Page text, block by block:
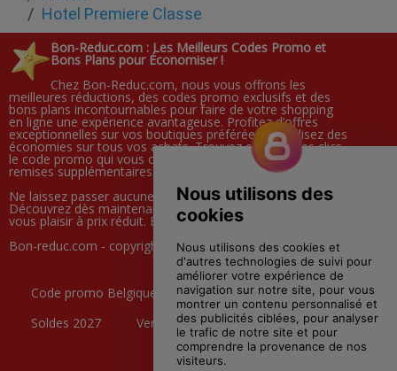
Hotel Premiere Classe
Bon-Reduc.com : Les Meilleurs Codes Promo et
Bons Plans pour Économiser !
Chez Bon-Reduc.com, nous vous offrons les
meilleures réductions, des codes promo exclusifs et des
bons plans incontournables pour faire de votre shopping
en ligne une expérience avantageuse. Profitez d’offres
exceptionnelles sur vos boutiques préférées et réalisez des
économies sur tous vos achats. Trouvez en quelques clics
le code promo qui vous correspond et bénéficiez de
remises supplémentaires.
Ne laissez passer aucune occasion d’économiser !
Découvrez dès maintenant toutes nos offres et faites-
vous plaisir à prix réduit. Bonne visite et bon shopping !
Bon-reduc.com - copyright StudioFrt 2005-2026.
Code promo Belgique
Black Friday
Soldes 2027
Ventes Privées